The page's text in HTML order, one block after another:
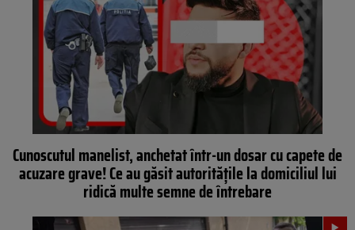
Cunoscutul manelist, anchetat într-un dosar cu capete de
acuzare grave! Ce au găsit autoritățile la domiciliul lui
ridică multe semne de întrebare